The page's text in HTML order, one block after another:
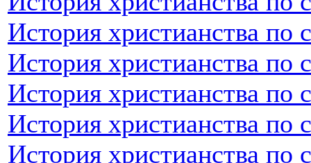
История христианства по
История христианства по
История христианства по
История христианства
История христианства по